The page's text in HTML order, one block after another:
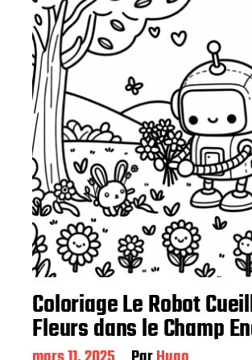
c
a
t
i
o
n
Coloriage Le Robot
Fleurs dans le Champ